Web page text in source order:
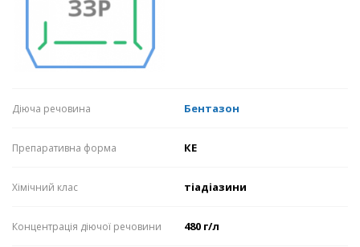
Діюча речовина Бентазон
Препаративна форма КЕ
Хімічний клас тіадіазини
Концентрація діючої речовини 480 г/л